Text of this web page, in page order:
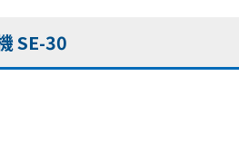
SE-30